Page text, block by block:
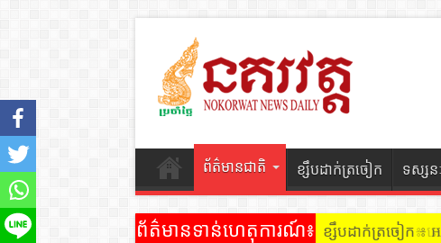
ព័ត៌មានជាតិ ខ្សឹបដាក់ត្រចៀក ទស្សនៈ
ព័ត៌មានទាន់ហេតុការណ៍៖ ខ្សឹបដាក់ត្រចៀក ៖